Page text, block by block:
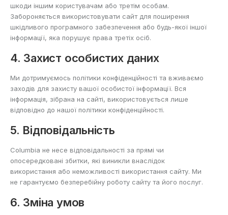
шкоди іншим користувачам або третім особам.
Забороняється використовувати сайт для поширення
шкідливого програмного забезпечення або будь-якої іншої
інформації, яка порушує права третіх осіб.
4. Захист особистих даних
Ми дотримуємось політики конфіденційності та вживаємо
заходів для захисту вашої особистої інформації. Вся
інформація, зібрана на сайті, використовується лише
відповідно до нашої політики конфіденційності.
5. Відповідальність
Columbia не несе відповідальності за прямі чи
опосередковані збитки, які виникли внаслідок
використання або неможливості використання сайту. Ми
не гарантуємо безперебійну роботу сайту та його послуг.
6. Зміна умов